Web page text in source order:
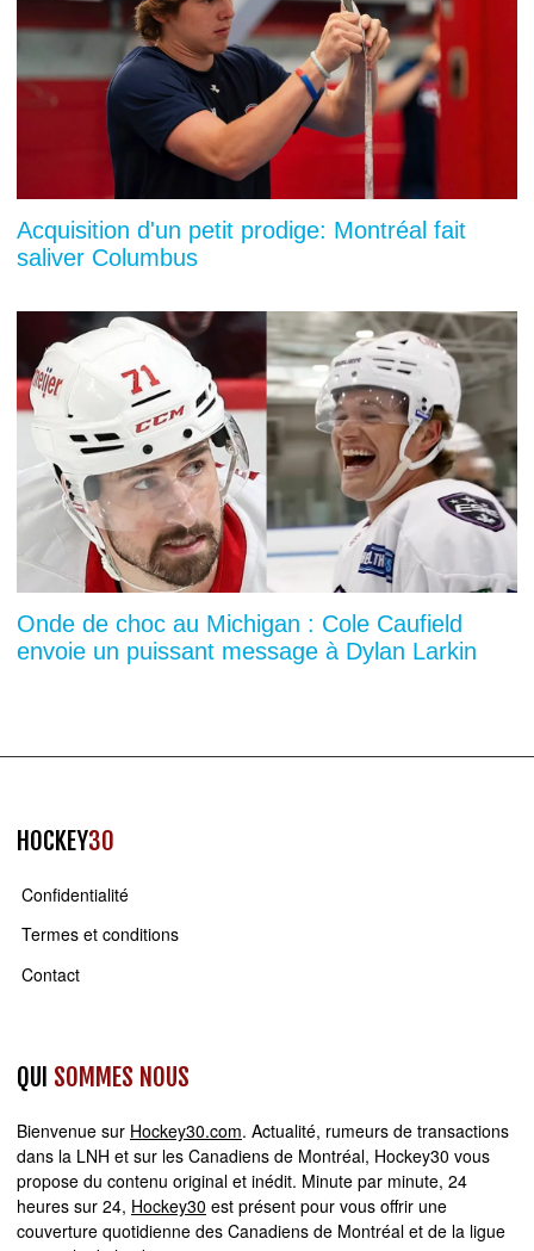
Acquisition d'un petit prodige: Montréal fait
saliver Columbus
Onde de choc au Michigan : Cole Caufield
envoie un puissant message à Dylan Larkin
HOCKEY30
Confidentialité
Termes et conditions
Contact
QUI SOMMES NOUS
Bienvenue sur Hockey30.com. Actualité, rumeurs de transactions
dans la LNH et sur les Canadiens de Montréal, Hockey30 vous
propose du contenu original et inédit. Minute par minute, 24
heures sur 24, Hockey30 est présent pour vous offrir une
couverture quotidienne des Canadiens de Montréal et de la ligue